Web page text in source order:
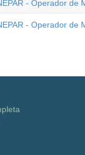
- Operador de
- Operador de